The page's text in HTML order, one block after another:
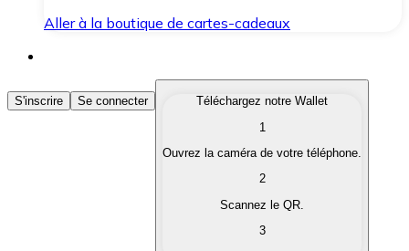
Aller à la boutique de cartes-cadeaux
Acheter des Cryptomonnaies
Achetez les cryptomonnaies qui vous intéressent
Convertissez vos cryptomonnaies en monnaie
S'inscrire Se connecter
Téléchargez notre Wallet
1
Ouvrez la caméra de votre téléphone.
2
Scannez le QR.
3